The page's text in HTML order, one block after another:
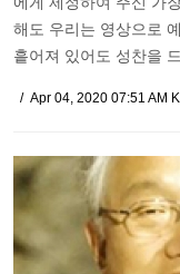
해도 우리는 영상으로
흩어져 있어도 성찬을
Apr 04, 2020 07:51 AM